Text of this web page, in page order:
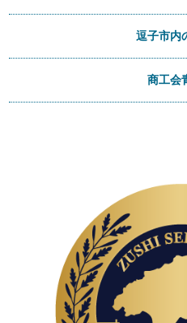
逗子市内
商工会